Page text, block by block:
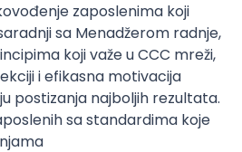
zaposlenima koji
sa Menadžerom radnje,
koji važe u CCC mreži,
i efikasna motivacija
postizanja najboljih rezultata.
sa standardima koje